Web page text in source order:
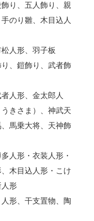
り、五人飾り、親
のり雛、木目込人
人形、羽子板
、鎧飾り、武者飾
人形、金太郎人
きさま）、神武天
馬乗大将、天神飾
人形・衣装人形・
木目込人形・こけ
人形
形、干支置物、陶